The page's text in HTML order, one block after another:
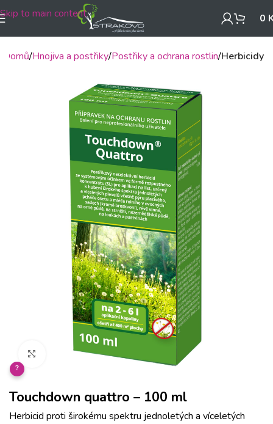
Skip to main content 0
Domů Hnojiva a postřiky Postřiky a ochrana rostlin Herbicidy
Klikněte pro zvětšení
?
Touchdown quattro – 100 ml
Herbicid proti širokému spektru jednoletých a víceletých